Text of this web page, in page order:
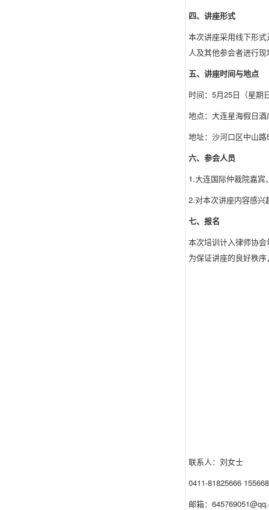
四、讲座形式
本次讲座采用线下形
人及其他参会者进行
五、讲座时间与地点
时间：5月25日（星期
地点：大连星海假日
地址：沙河口区中山路
六、参会人员
1.大连国际仲裁院嘉
2.对本次讲座内容感
七、报名
本次培训计入律师协
为保证讲座的良好秩
联系人：刘女士
0411-81825666
邮箱：